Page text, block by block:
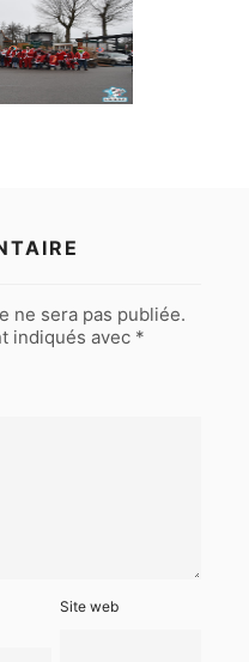
ne sera pas publiée.
indiqués avec *
Site web